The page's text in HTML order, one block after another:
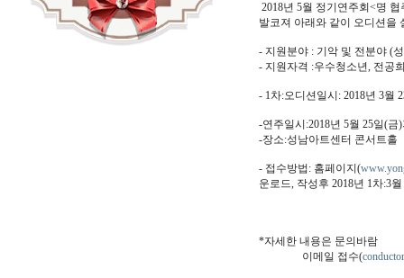
2018년 5월 정기연주회<명
발코져 아래와 같이 오디션을
- 지원분야 : 기악 및 전분야 (
- 지원자격 :우수청소년, 전공
- 1차:오디션일시: 2018년 3월
-연주일시:2018년 5월 25일(금
-장소:성남아트센터 콘서트홀
- 접수방법: 홈페이지(
운로드, 작성후
*자세한 내용은 문의바람
이메일 접수(